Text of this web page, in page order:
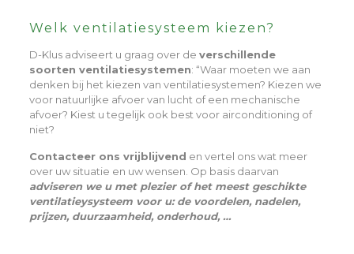
Welk ventilatiesysteem kiezen?
D-Klus adviseert u graag over de verschillende
soorten ventilatiesystemen: “Waar moeten we aan
denken bij het kiezen van ventilatiesystemen? Kiezen we
voor natuurlijke afvoer van lucht of een mechanische
afvoer? Kiest u tegelijk ook best voor airconditioning of
niet?
Contacteer ons vrijblijvend en vertel ons wat meer
over uw situatie en uw wensen. Op basis daarvan
adviseren we u met plezier of het meest geschikte
ventilatieysysteem voor u: de voordelen, nadelen,
prijzen, duurzaamheid, onderhoud, …